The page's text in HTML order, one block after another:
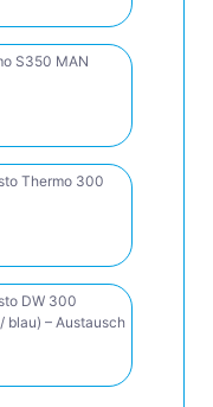
S350 MAN
Thermo 300
DW 300
blau) – Austausch